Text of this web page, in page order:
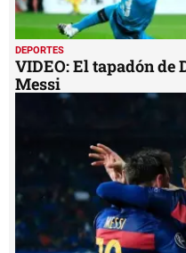
DEPORTES
VIDEO: El tapadón de
Messi